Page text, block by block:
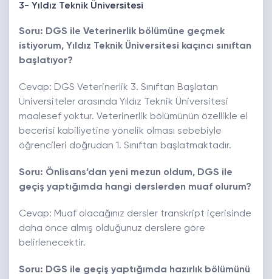
3- Yıldız Teknik Üniversitesi
Soru: DGS ile Veterinerlik bölümüne geçmek
istiyorum, Yıldız Teknik Üniversitesi kaçıncı sınıftan
başlatıyor?
Cevap: DGS Veterinerlik 3. Sınıftan Başlatan
Üniversiteler arasında Yıldız Teknik Üniversitesi
maalesef yoktur. Veterinerlik bölümünün özellikle el
becerisi kabiliyetine yönelik olması sebebiyle
öğrencileri doğrudan 1. Sınıftan başlatmaktadır.
Soru: Önlisans’dan yeni mezun oldum, DGS ile
geçiş yaptığımda hangi derslerden muaf olurum?
Cevap: Muaf olacağınız dersler transkript içerisinde
daha önce almış olduğunuz derslere göre
belirlenecektir.
Soru: DGS ile geçiş yaptığımda hazırlık bölümünü